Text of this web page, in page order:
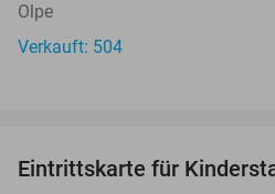
Olpe
Verkauft: 504
Eintrittskarte für